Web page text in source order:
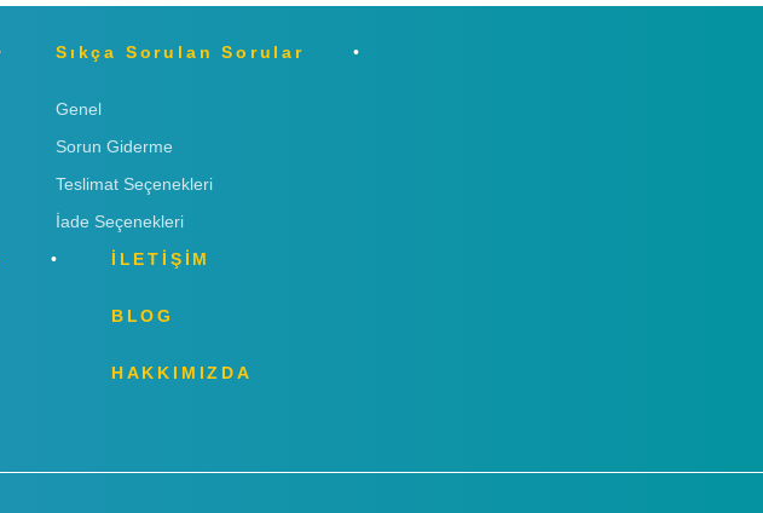
Sıkça Sorulan Sorular
Genel
Sorun Giderme
Teslimat Seçenekleri
İade Seçenekleri
İLETİŞİM
BLOG
HAKKIMIZDA